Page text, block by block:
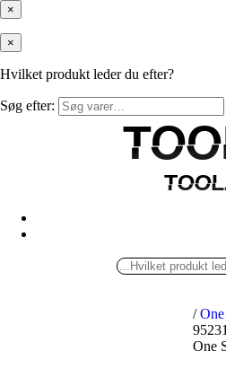
×
×
Hvilket produkt leder du efter?
Søg efter:
/ One
One